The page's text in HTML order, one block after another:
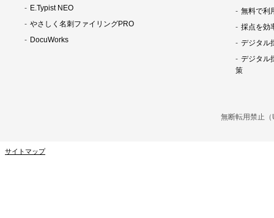
E.Typist NEO
やさしく名刺ファイリングPRO
DocuWorks
無料で利
採点を効
デジタル
デジタル
策
無断転用禁止
サイトマップ